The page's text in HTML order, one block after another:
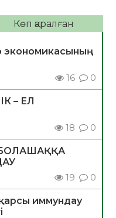
Көп қаралған
экономикасының
16 0
– ЕЛ
18 0
19 0
иммундау